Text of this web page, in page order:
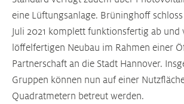
eine Lüftungsanlage. Brüninghoff
Juli 2021 komplett funktionsfertig ab und
löffelfertigen Neubau im Rahmen einer
Partnerschaft an die Stadt Hannover.
Gruppen können nun auf einer
Quadratmetern betreut werden.